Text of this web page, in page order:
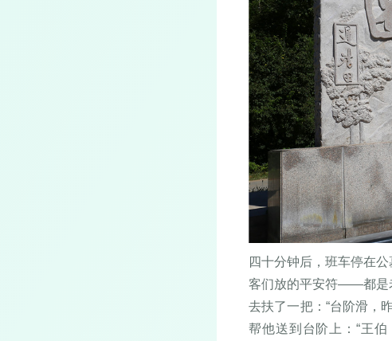
四十分钟后，班车停在
客们放的平安符——都是
去扶了一把：“台阶滑，
帮他送到台阶上：“王